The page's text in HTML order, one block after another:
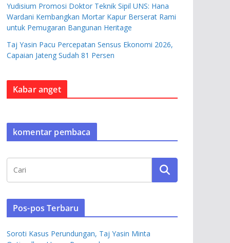
Yudisium Promosi Doktor Teknik Sipil UNS: Hana
Wardani Kembangkan Mortar Kapur Berserat Rami
untuk Pemugaran Bangunan Heritage
Taj Yasin Pacu Percepatan Sensus Ekonomi 2026,
Capaian Jateng Sudah 81 Persen
Kabar anget
komentar pembaca
Pos-pos Terbaru
Soroti Kasus Perundungan, Taj Yasin Minta